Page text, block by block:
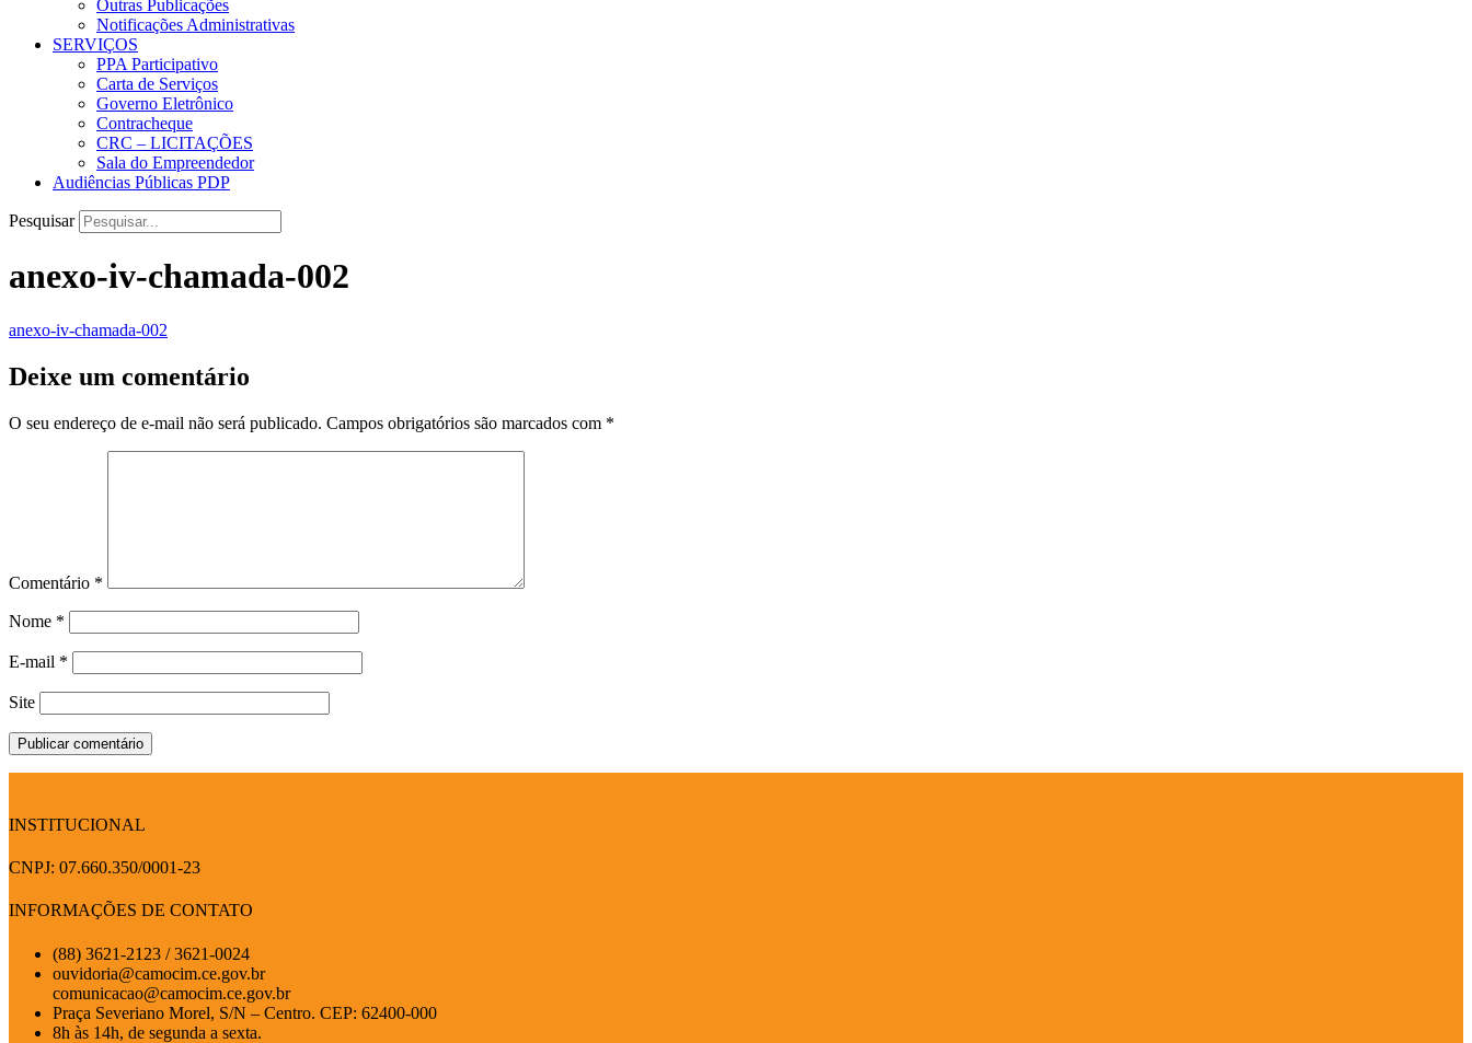
Outras Publicações
Notificações Administrativas
SERVIÇOS
PPA Participativo
Carta de Serviços
Governo Eletrônico
Contracheque
CRC – LICITAÇÕES
Sala do Empreendedor
Audiências Públicas PDP
Pesquisar
anexo-iv-chamada-002
anexo-iv-chamada-002
Deixe um comentário
O seu endereço de e-mail não será publicado. Campos obrigatórios são marcados com *
Comentário *
Nome *
E-mail *
Site
INSTITUCIONAL
CNPJ: 07.660.350/0001-23
INFORMAÇÕES DE CONTATO
(88) 3621-2123 / 3621-0024
ouvidoria@camocim.ce.gov.br
comunicacao@camocim.ce.gov.br
Praça Severiano Morel, S/N – Centro. CEP: 62400-000
8h às 14h, de segunda a sexta.